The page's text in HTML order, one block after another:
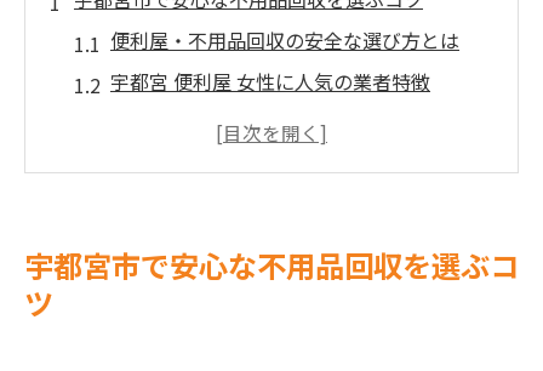
便利屋・不用品回収の安全な選び方とは
宇都宮 便利屋 女性に人気の業者特徴
便利屋 宇都宮 料金相場とサービス比較
便利屋サービスを活用した賢い片付け術
便利屋・不用品回収で効率よく片付ける方
宇都宮市で安心な不用品回収を選ぶコ
ツ